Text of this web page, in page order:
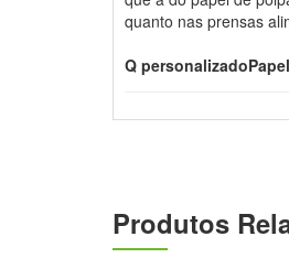
quanto nas prensas
Q personalizado
Produtos